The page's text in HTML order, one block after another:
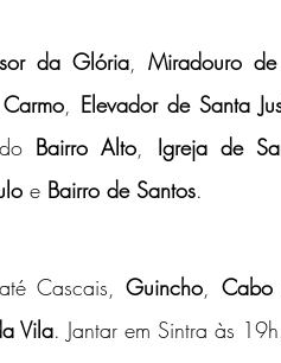
da Glória, Miradouro
, Elevador de Santa
Bairro Alto, Igreja de
e Bairro de Santos.
Cascais, Guincho, Cabo
Vila. Jantar em Sintra às